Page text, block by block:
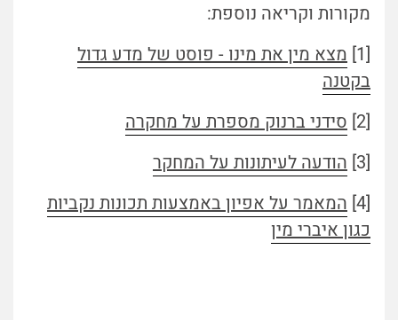
מקורות וקריאה נוספת:
[1]
מצא מין את מינו - פוסט של מדע גדול
בקטנה
[2]
סידני ברנוק מספרת על מחקרה
[3]
הודעה לעיתונות על המחקר
[4]
המאמר על אפיון באמצעות תכונות נקביות
כגון איברי מין